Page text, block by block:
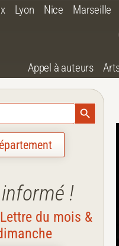
Lyon Nice Marseille
Appel à auteurs
Search
!
du mois &